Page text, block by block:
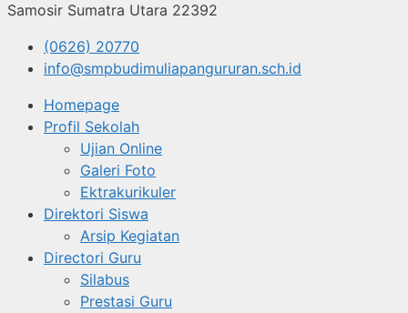
Samosir Sumatra Utara 22392
(0626) 20770
info@smpbudimuliapangururan.sch.id
Homepage
Profil Sekolah
Ujian Online
Galeri Foto
Ektrakurikuler
Direktori Siswa
Arsip Kegiatan
Directori Guru
Silabus
Prestasi Guru